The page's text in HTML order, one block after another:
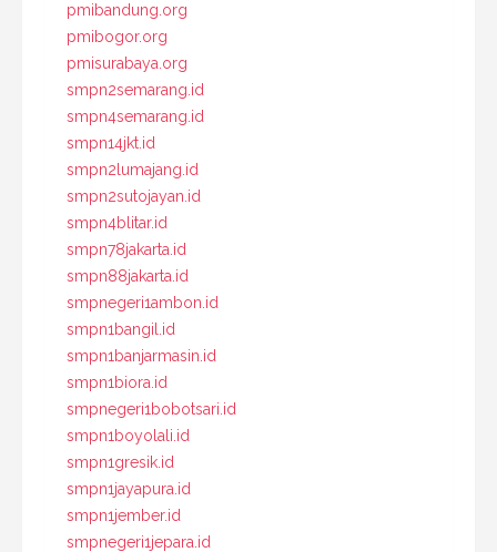
pmibandung.org
pmibogor.org
pmisurabaya.org
smpn2semarang.id
smpn4semarang.id
smpn14jkt.id
smpn2lumajang.id
smpn2sutojayan.id
smpn4blitar.id
smpn78jakarta.id
smpn88jakarta.id
smpnegeri1ambon.id
smpn1bangil.id
smpn1banjarmasin.id
smpn1biora.id
smpnegeri1bobotsari.id
smpn1boyolali.id
smpn1gresik.id
smpn1jayapura.id
smpn1jember.id
smpnegeri1jepara.id